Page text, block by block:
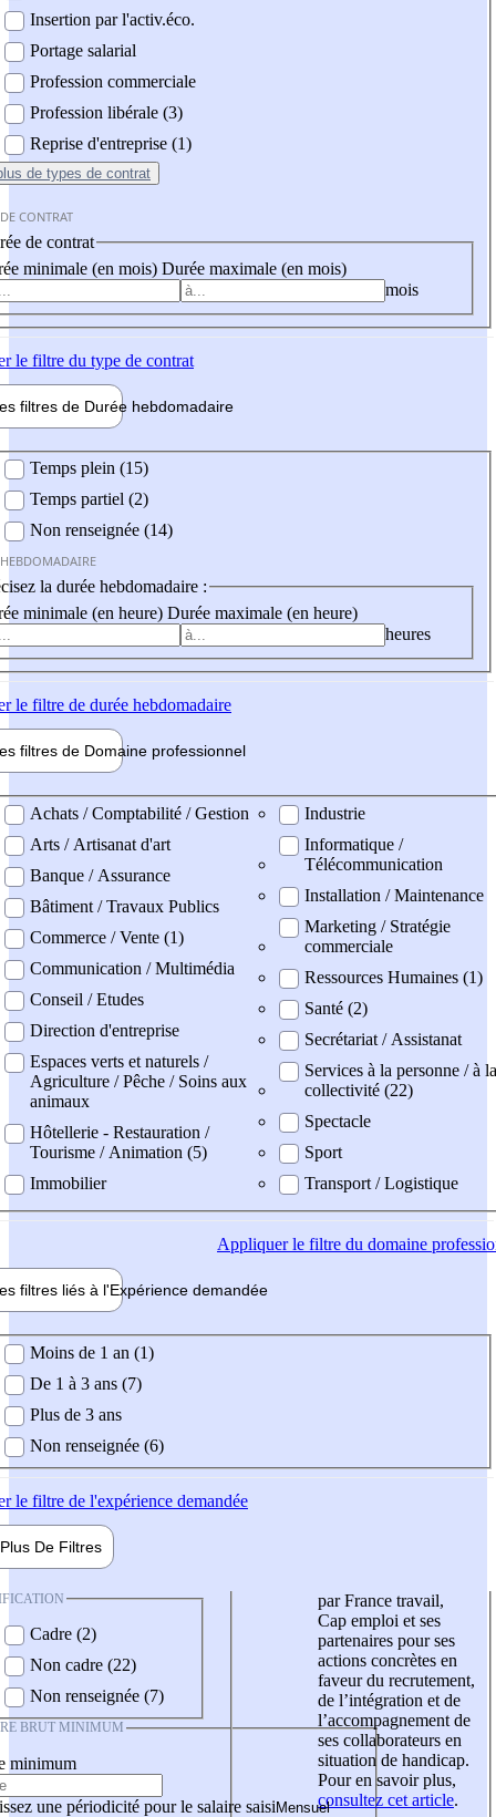
Insertion par l'activ.éco.
Portage salarial
Profession commerciale
Profession libérale (3)
Reprise d'entreprise (1)
de types de contrat
CONTRAT
de contrat
minimale (en mois) Durée maximale (en mois)
mois
le filtre du type de contrat
filtres de Durée hebdomadaire
Temps plein (15)
Temps partiel (2)
Non renseignée (14)
la durée hebdomadaire :
minimale (en heure) Durée maximale (en heure)
heures
le filtre de durée hebdomadaire
filtres de Domaine professionnel
professionel
Achats / Comptabilité / Gestion
Arts / Artisanat d'art
Banque / Assurance
Bâtiment / Travaux Publics
Commerce / Vente (1)
Communication / Multimédia
Conseil / Etudes
Direction d'entreprise
Espaces verts et naturels /
Agriculture / Pêche / Soins aux
animaux
Hôtellerie - Restauration /
Tourisme / Animation (5)
Immobilier
Industrie
Informatique /
Télécommunication
Installation / Maintenance
Marketing / Stratégie
commerciale
Ressources Humaines (1)
Santé (2)
Secrétariat / Assistanat
Services à la personne / à la
collectivité (22)
Spectacle
Sport
Transport / Logistique
Appliquerle filtre du domaine
filtres liés à l'Expérience demandée
demandée
Moins de 1 an (1)
De 1 à 3 ans (7)
Plus de 3 ans
Non renseignée (6)
le filtre de l'expérience demandée
Plus De Filtres
Cadre (2)
Non cadre (22)
Non renseignée (7)
BRUT MINIMUM
minimum
une périodicité pour le salaire saisi
par France travail,
Cap emploi et ses
partenaires pour ses
actions concrètes en
faveur du recrutement,
de l’intégration et de
l’accompagnement de
ses collaborateurs en
situation de handicap.
Pour en savoir plus,
consultez cet article.